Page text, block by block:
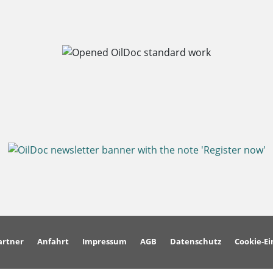
Anfahrt Impressum AGB Datenschutz Cookie-